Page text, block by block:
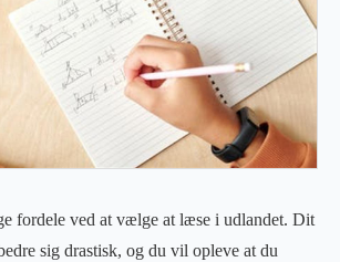
fordele ved at vælge at læse i udlandet. Dit
sig drastisk, og du vil opleve at du